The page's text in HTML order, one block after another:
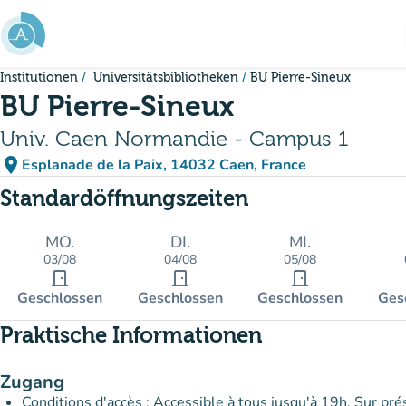
Gehe zum Hauptinhalt
Institutionen Universitätsbibliotheken BU Pierre-Sineux
BU Pierre-Sineux
Univ. Caen Normandie - Campus 1
place Esplanade de la Paix, 14032 Caen, France
(in Google Maps öffnen)
(new tab)
Standardöffnungszeiten
MO.
03/08
door_front
Geschlossen
DI.
04/08
door_front
Geschlossen
MI.
05/08
door_front
Geschlossen
Praktische Informationen
Zugang